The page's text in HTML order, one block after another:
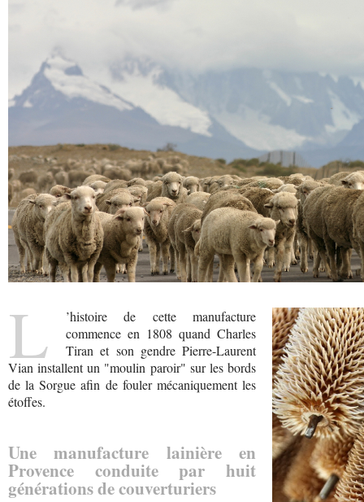
L
’histoire de cette manufacture
commence en 1808 quand Charles
Tiran et son gendre Pierre-Laurent
Vian installent un "moulin paroir" sur les bords
de la Sorgue afin de fouler mécaniquement les
étoffes.
Une manufacture lainière en
Provence conduite par huit
générations de couverturiers